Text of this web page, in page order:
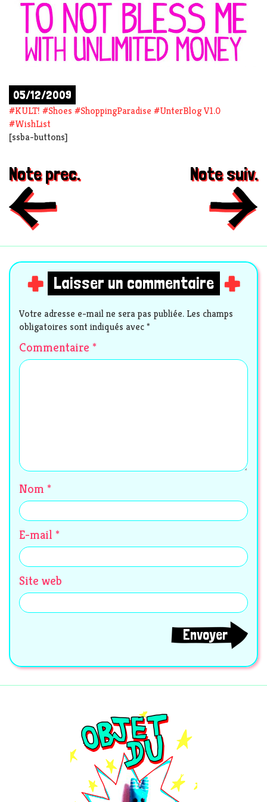
05/12/2009
#KULT! #Shoes #ShoppingParadise #UnterBlog V1.0
#WishList
[ssba-buttons]
Note prec. Note suiv.
Laisser un commentaire
Votre adresse e-mail ne sera pas publiée. Les champs
obligatoires sont indiqués avec*
Commentaire *
Nom *
E-mail *
Site web